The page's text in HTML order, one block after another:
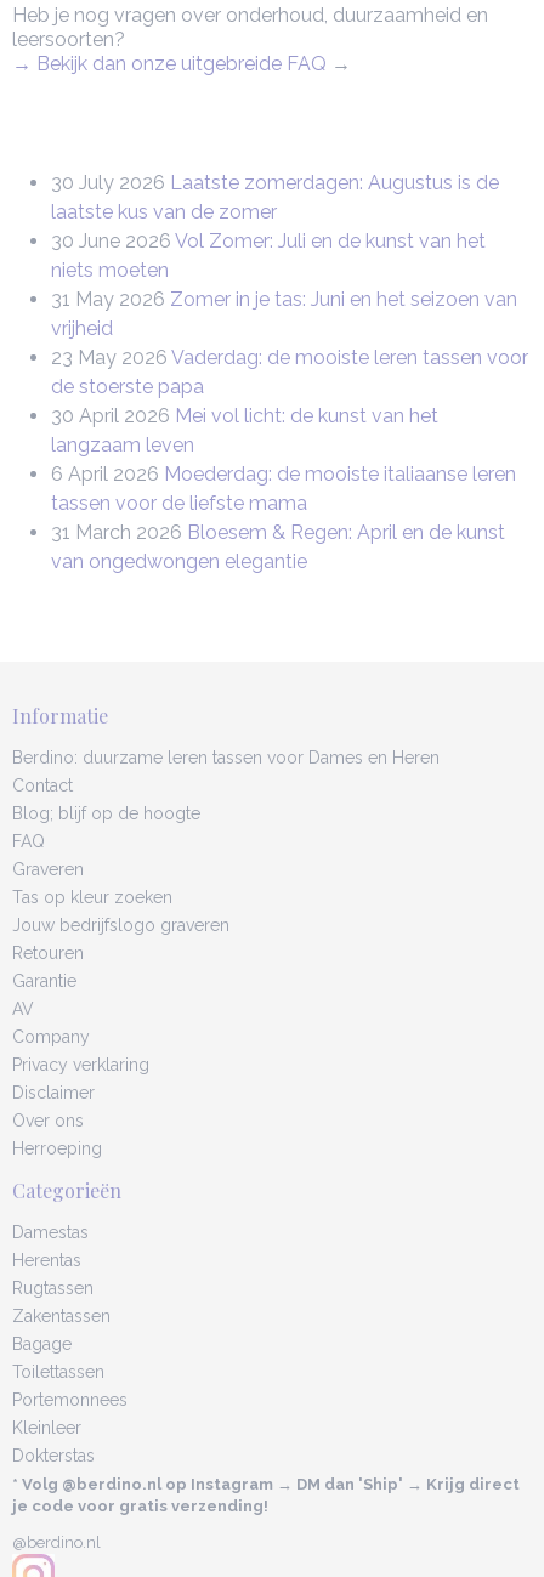
Heb je nog vragen over onderhoud, duurzaamheid en
leersoorten?
→ Bekijk dan onze uitgebreide FAQ →
30 July 2026 Laatste zomerdagen: Augustus is de
laatste kus van de zomer
30 June 2026 Vol Zomer: Juli en de kunst van het
niets moeten
31 May 2026 Zomer in je tas: Juni en het seizoen van
vrijheid
23 May 2026 Vaderdag: de mooiste leren tassen voor
de stoerste papa
30 April 2026 Mei vol licht: de kunst van het
langzaam leven
6 April 2026 Moederdag: de mooiste italiaanse leren
tassen voor de liefste mama
31 March 2026 Bloesem & Regen: April en de kunst
van ongedwongen elegantie
Informatie
Berdino: duurzame leren tassen voor Dames en Heren
Contact
Blog; blijf op de hoogte
FAQ
Graveren
Tas op kleur zoeken
Jouw bedrijfslogo graveren
Retouren
Garantie
AV
Company
Privacy verklaring
Disclaimer
Over ons
Herroeping
Categorieën
Damestas
Herentas
Rugtassen
Zakentassen
Bagage
Toilettassen
Portemonnees
Kleinleer
Dokterstas
* Volg @berdino.nl op Instagram → DM dan 'Ship' → Krijg direct
je code voor gratis verzending!
@berdino.nl